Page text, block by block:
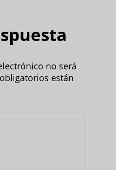
no será
están